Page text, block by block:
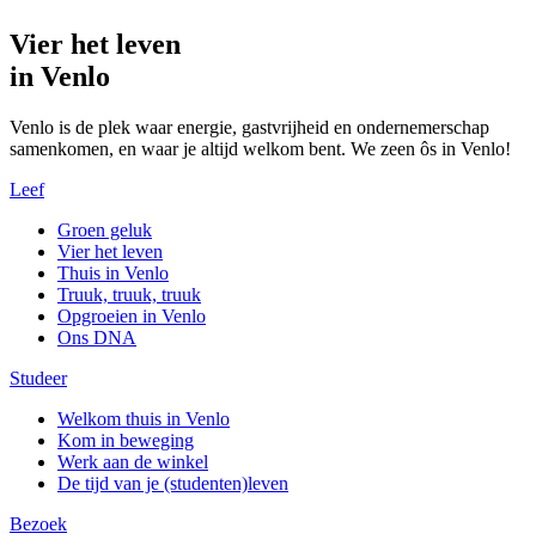
Vier het leven
in Venlo
Venlo is de plek waar energie, gastvrijheid en ondernemerschap
samenkomen, en waar je altijd welkom bent. We zeen ôs in Venlo!
Leef
Groen geluk
Vier het leven
Thuis in Venlo
Truuk, truuk, truuk
Opgroeien in Venlo
Ons DNA
Studeer
Welkom thuis in Venlo
Kom in beweging
Werk aan de winkel
De tijd van je (studenten)leven
Bezoek